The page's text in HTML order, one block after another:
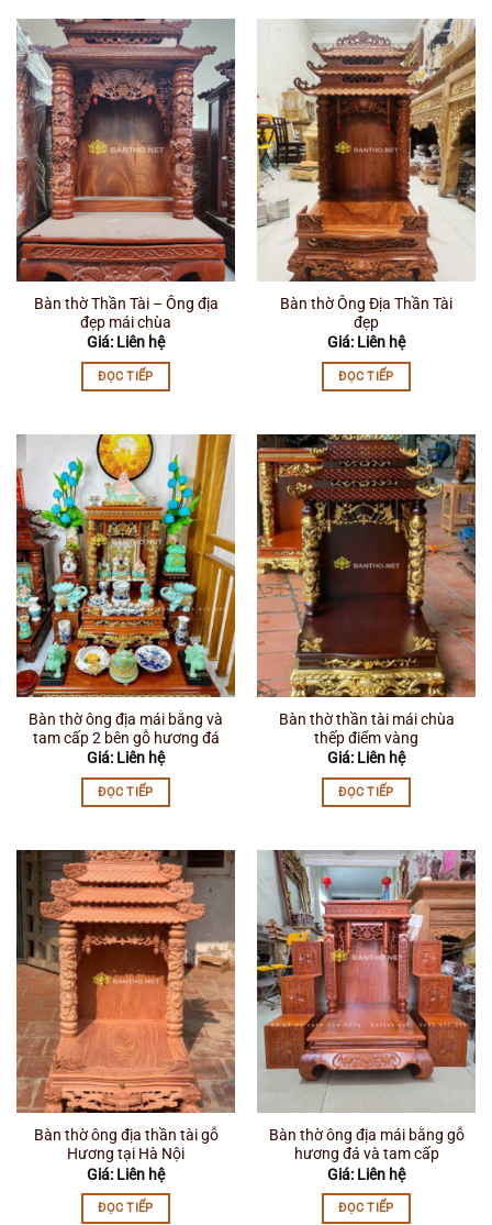
Bàn thờ Thần Tài – Ông địa
đẹp mái chùa
Giá: Liên hệ
ĐỌC TIẾP
Bàn thờ Ông Địa Thần Tài
đẹp
Giá: Liên hệ
ĐỌC TIẾP
Bàn thờ ông địa mái bằng và
tam cấp 2 bên gỗ hương đá
Giá: Liên hệ
ĐỌC TIẾP
Bàn thờ thần tài mái chùa
thếp điểm vàng
Giá: Liên hệ
ĐỌC TIẾP
Bàn thờ ông địa thần tài gỗ
Hương tại Hà Nội
Giá: Liên hệ
ĐỌC TIẾP
Bàn thờ ông địa mái bằng gỗ
hương đá và tam cấp
Giá: Liên hệ
ĐỌC TIẾP